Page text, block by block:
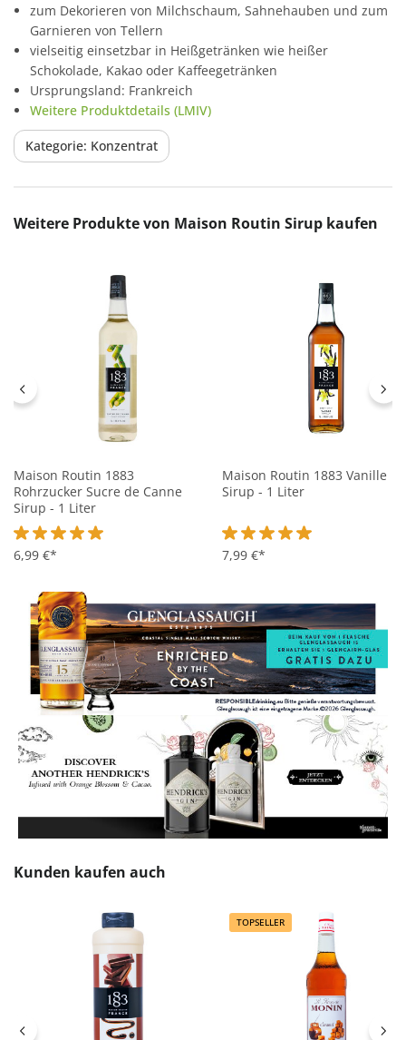
zum Dekorieren von Milchschaum, Sahnehauben und zum
Garnieren von Tellern
vielseitig einsetzbar in Heißgetränken wie heißer
Schokolade, Kakao oder Kaffeegetränken
Ursprungsland: Frankreich
Weitere Produktdetails (LMIV)
Kategorie: Konzentrat
Produktgalerie überspringen
Weitere Produkte von Maison Routin Sirup kaufen
Maison Routin 1883
Rohrzucker Sucre de Canne
Sirup - 1 Liter
Durchschnittliche Bewertung von 5 von 5 Sternen
6,99 €*
Maison Routin 1883 Vanille
Sirup - 1 Liter
Durchschnittliche
7,99 €*
Produktgalerie überspringen
Kunden kaufen auch
TOPSELLER